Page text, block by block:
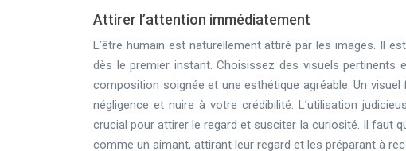
Attirer l’attention immédiatement
L’être humain est naturellement attiré par les images. Il
dès le premier instant. Choisissez des visuels pertinents
composition soignée et une esthétique agréable. Un
négligence et nuire à votre crédibilité. L’utilisation
crucial pour attirer le regard et susciter la curiosité. Il faut
comme un aimant, attirant leur regard et les préparant à